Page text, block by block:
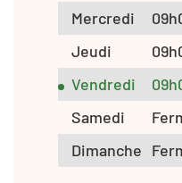
Mercredi
Jeudi
Vendredi
Samedi
Dimanche